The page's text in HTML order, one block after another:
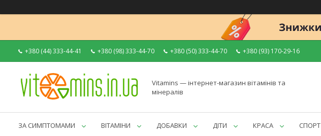
+380 (44) 333-44-41 +380 (98) 333-44-70 +380 (50) 333-44-70 +380 (93) 170-29-16
Vitamins — інтернет-магазин вітамінів та
мінералів
ЗА СИМПТОМАМИ ВІТАМІНИ ДОБАВКИ ДІТИ КРАСА СПОРТ